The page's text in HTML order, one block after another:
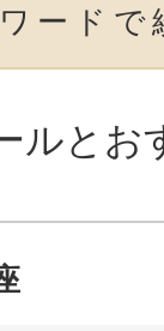
ードで
ルとお